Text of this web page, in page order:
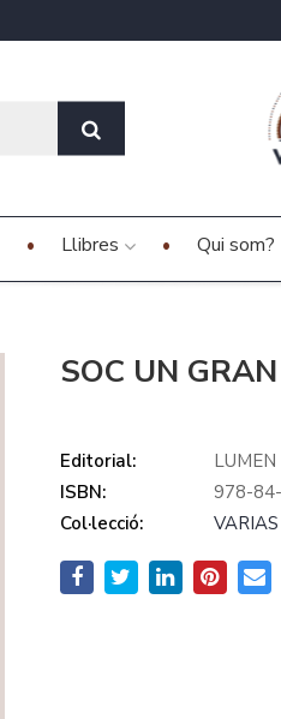
Llibres Qui som?
SOC UN
Editorial:
LUMEN
ISBN:
978-
Col·lecció:
VARIAS